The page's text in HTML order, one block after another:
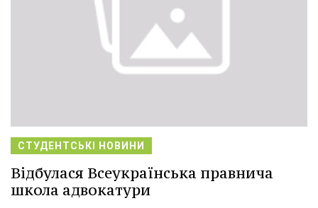
СТУДЕНТСЬКІ НОВИНИ
Відбулася Всеукраїнська правнича
школа адвокатури